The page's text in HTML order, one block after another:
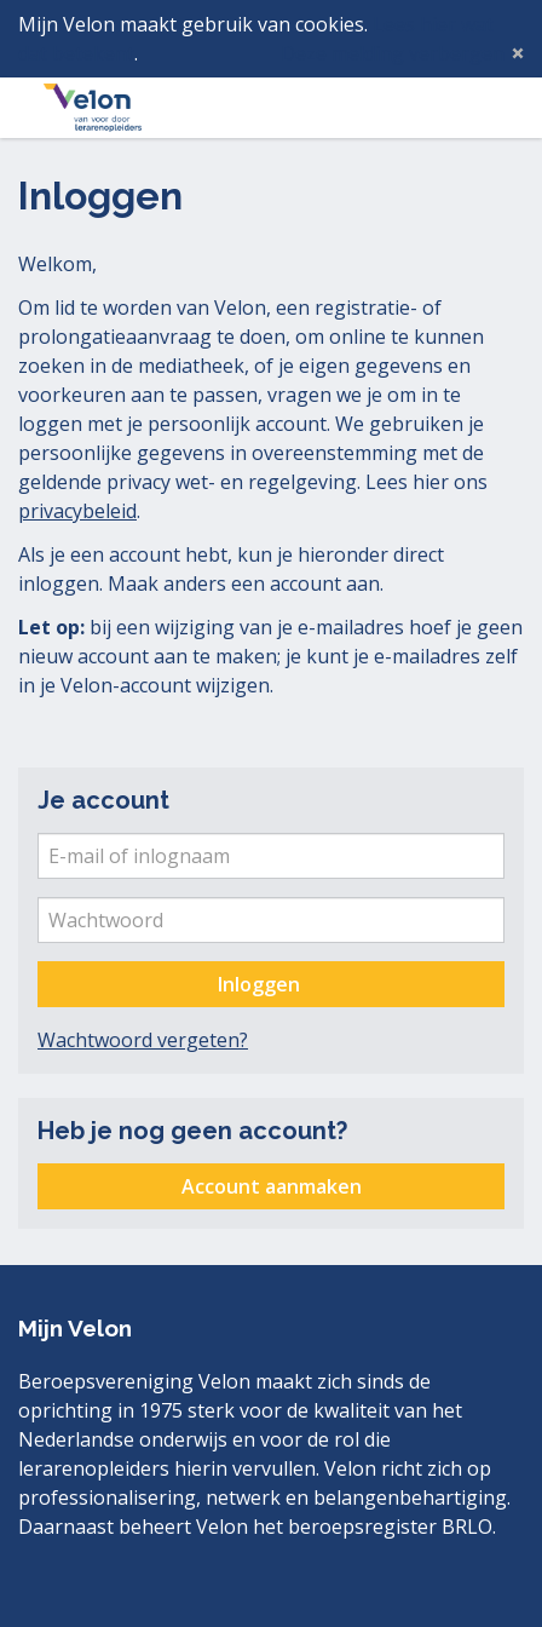
Mijn Velon maakt gebruik van cookies.
.
Menu
Inloggen
Welkom,
Om lid te worden van Velon, een registratie- of
prolongatieaanvraag te doen, om online te kunnen
zoeken in de mediatheek, of je eigen gegevens en
voorkeuren aan te passen, vragen we je om in te
loggen met je persoonlijk account. We gebruiken je
persoonlijke gegevens in overeenstemming met de
geldende privacy wet- en regelgeving. Lees hier ons
privacybeleid.
Als je een account hebt, kun je hieronder direct
inloggen. Maak anders een account aan.
Let op: bij een wijziging van je e-mailadres hoef je geen
nieuw account aan te maken; je kunt je e-mailadres zelf
in je Velon-account wijzigen.
Je account
E-
mail
of
inlognaam
Wachtwoord
Inloggen
Wachtwoord vergeten?
Heb je nog geen account?
Account aanmaken
Mijn Velon
Beroepsvereniging Velon maakt zich sinds de
oprichting in 1975 sterk voor de kwaliteit van het
Nederlandse onderwijs en voor de rol die
lerarenopleiders hierin vervullen. Velon richt zich op
professionalisering, netwerk en belangenbehartiging.
Daarnaast beheert Velon het beroepsregister BRLO.